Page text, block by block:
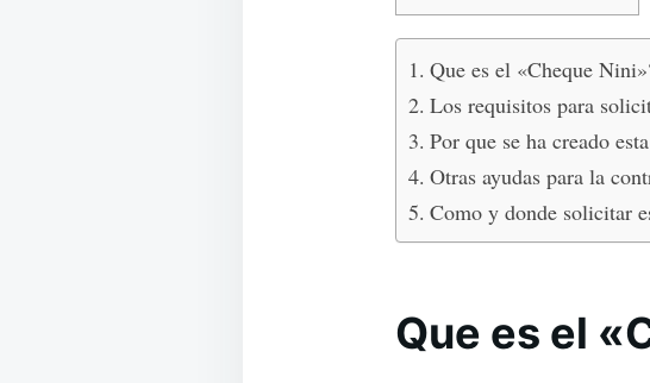
Que es el «Cheque
Los requisitos para
Por que se ha creado
Otras ayudas para la
Como y donde solicitar
Que es el